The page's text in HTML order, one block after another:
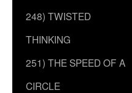
248) TWISTED
THINKING
251) THE SPEED OF A
CIRCLE